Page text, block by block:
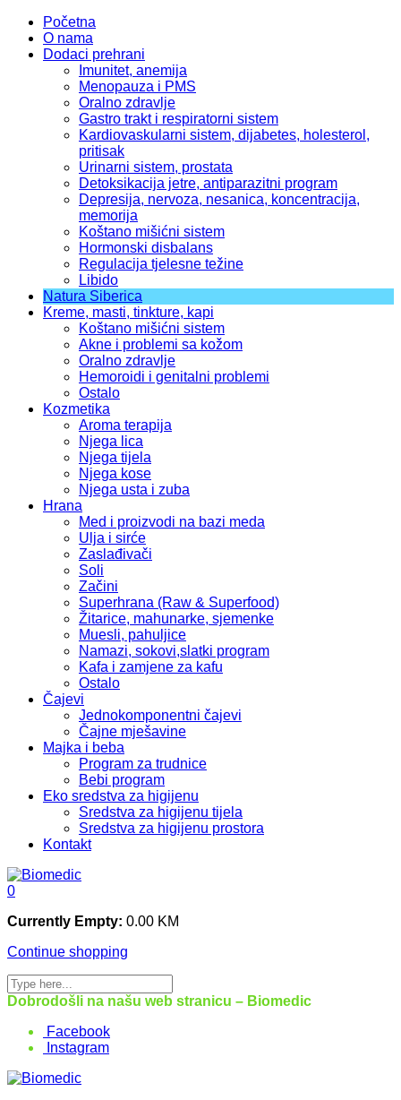
Početna
O nama
Dodaci prehrani
Imunitet, anemija
Menopauza i PMS
Oralno zdravlje
Gastro trakt i respiratorni sistem
Kardiovaskularni sistem, dijabetes, holesterol,
pritisak
Urinarni sistem, prostata
Detoksikacija jetre, antiparazitni program
Depresija, nervoza, nesanica, koncentracija,
memorija
Koštano mišićni sistem
Hormonski disbalans
Regulacija tjelesne težine
Libido
Natura Siberica
Kreme, masti, tinkture, kapi
Koštano mišićni sistem
Akne i problemi sa kožom
Oralno zdravlje
Hemoroidi i genitalni problemi
Ostalo
Kozmetika
Aroma terapija
Njega lica
Njega tijela
Njega kose
Njega usta i zuba
Hrana
Med i proizvodi na bazi meda
Ulja i sirće
Zaslađivači
Soli
Začini
Superhrana (Raw & Superfood)
Žitarice, mahunarke, sjemenke
Muesli, pahuljice
Namazi, sokovi,slatki program
Kafa i zamjene za kafu
Ostalo
Čajevi
Jednokomponentni čajevi
Čajne mješavine
Majka i beba
Program za trudnice
Bebi program
Eko sredstva za higijenu
Sredstva za higijenu tijela
Sredstva za higijenu prostora
Kontakt
0
Currently Empty: 0.00 KM
Continue shopping
Dobrodošli na našu web stranicu – Biomedic
Facebook
Instagram